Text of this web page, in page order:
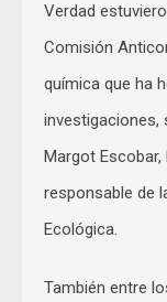
Verdad
Comisión
química que ha
investigaciones,
Margot Escobar,
responsable de
Ecológica.
También entre